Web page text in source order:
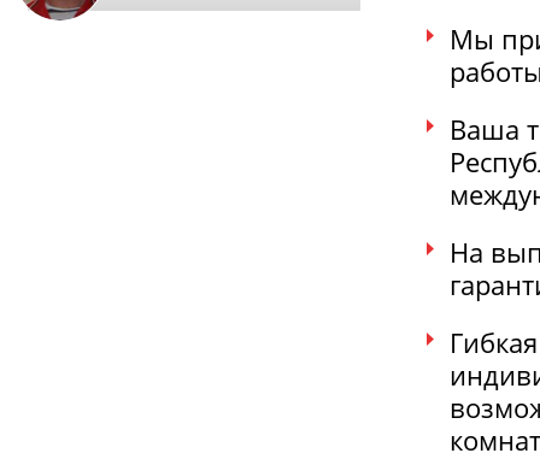
Мы
Ваша
На